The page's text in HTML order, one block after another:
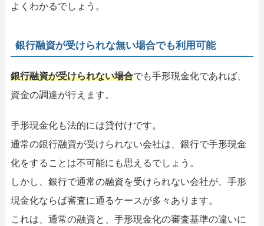
よくわかるでしょう。
銀行融資が受けられな無い場合でも利用可能
銀行融資が受けられない場合でも手形現金化であれば、
資金の調達が行えます。
手形現金化も法的には貸付けです。
通常の銀行融資が受けられない会社は、銀行で手形現金
化をすることは不可能にも思えるでしょう。
しかし、銀行で通常の融資を受けられない会社が、手形
現金化ならば審査に通るケースが多々あります。
これは、通常の融資と、手形現金化の審査基準の違いに